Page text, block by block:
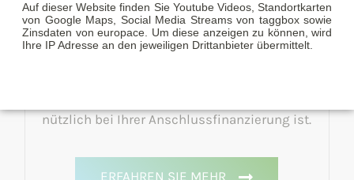
Was genau ist ein Tilgungsplan?
nützlich bei Ihrer Anschlussfinanzierung ist.
ERFAHREN SIE MEHR
Auf dieser Website finden Sie Youtube Videos, Standortkarten
von Google Maps, Social Media Streams von taggbox sowie
Zinsdaten von europace. Um diese anzeigen zu können, wird
Ihre IP Adresse an den jeweiligen Drittanbieter übermittelt.